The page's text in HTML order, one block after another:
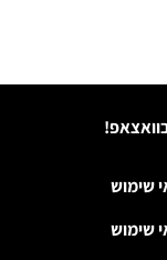
שימוש
שימוש